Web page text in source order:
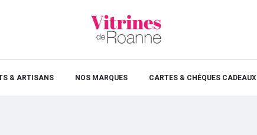
& ARTISANS NOS MARQUES CARTES & CHÈQUES CADEAUX